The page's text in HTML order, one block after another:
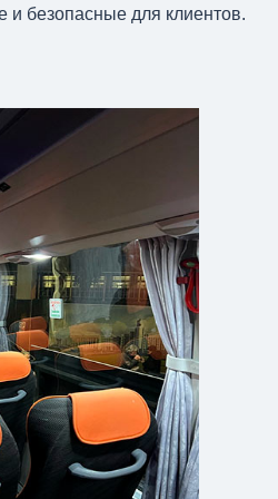
безопасные для клиентов.